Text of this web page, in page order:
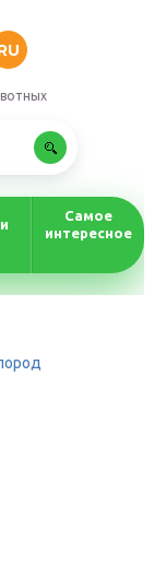
Самое
интересное